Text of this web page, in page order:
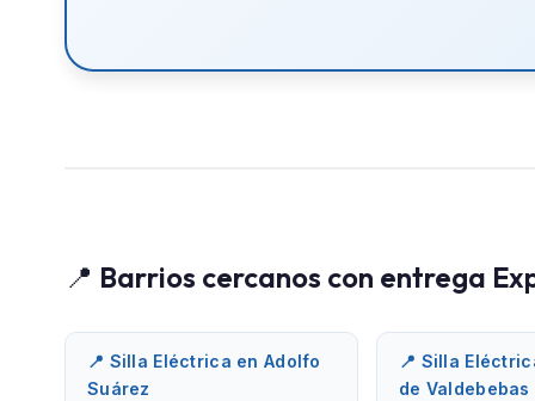
📍 Barrios cercanos con entrega
📍 Silla Eléctrica en Adolfo
Suárez
📍 Silla
de Valdebebas